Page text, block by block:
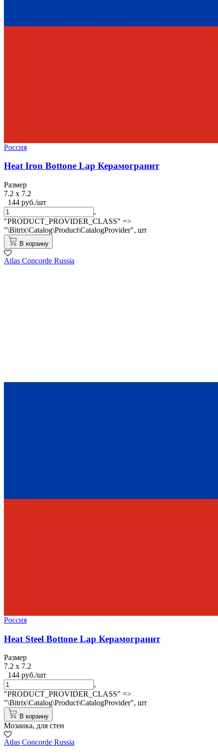
Россия
Heat Iron Bottone Lap Керамогранит
Размер
7.2 x 7.2
144 руб./шт
,
"PRODUCT_PROVIDER_CLASS" =>
"\Bitrix\Catalog\Product\CatalogProvider", шт
В корзину
Atlas Concorde Russia
Россия
Heat Steel Bottone Lap Керамогранит
Размер
7.2 x 7.2
144 руб./шт
,
"PRODUCT_PROVIDER_CLASS" =>
"\Bitrix\Catalog\Product\CatalogProvider", шт
В корзину
Мозаика, для стен
Atlas Concorde Russia